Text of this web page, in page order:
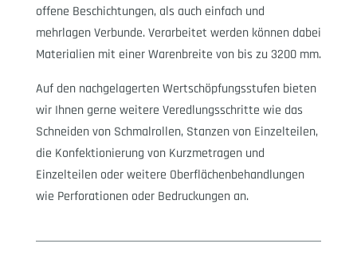
offene Beschichtungen, als auch einfach und
mehrlagen Verbunde. Verarbeitet werden können dabei
Materialien mit einer Warenbreite von bis zu 3200 mm.
Auf den nachgelagerten Wertschöpfungsstufen bieten
wir Ihnen gerne weitere Veredlungsschritte wie das
Schneiden von Schmalrollen, Stanzen von Einzelteilen,
die Konfektionierung von Kurzmetragen und
Einzelteilen oder weitere Oberflächenbehandlungen
wie Perforationen oder Bedruckungen an.